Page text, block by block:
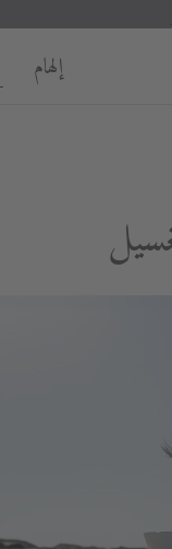
إلهام